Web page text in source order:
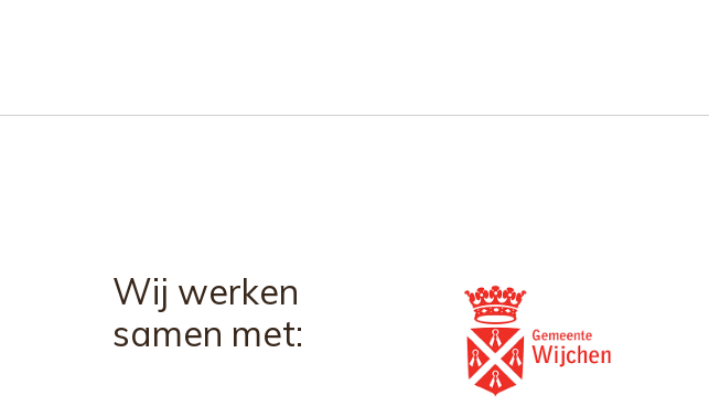
Wij werken
samen met: